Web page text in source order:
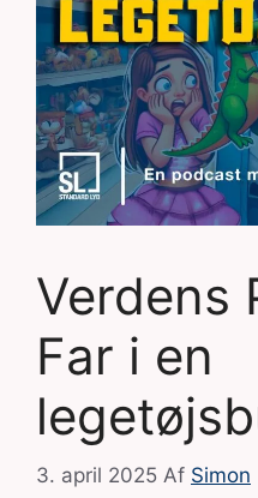
Verdens
Far i en
3. april 2025 Af Simon